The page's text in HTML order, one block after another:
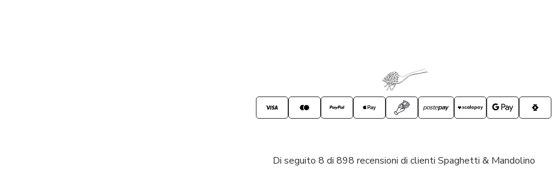
Di seguito 8 di 898 recensioni di clienti Spaghetti & Mandolino